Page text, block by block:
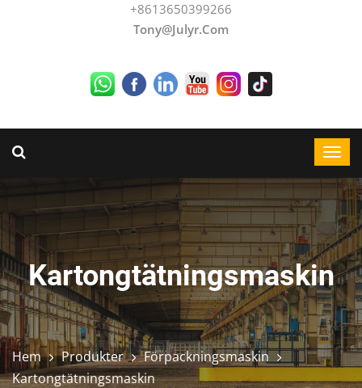
+8613650399266
Tony@julyr.com
Kartongtätningsmaskin
Hem Produkter
Förpackningsmaskin
Kartongtätningsmaskin